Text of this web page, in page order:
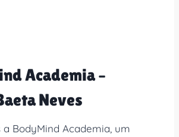
Academia –
Neves
BodyMind Academia, um